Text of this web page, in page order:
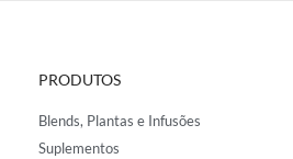
PRODUTOS
Blends, Plantas e Infusões
Suplementos